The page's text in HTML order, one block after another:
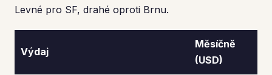
Levné pro SF, drahé oproti Brnu.
Výdaj
Měsíčně
(USD)